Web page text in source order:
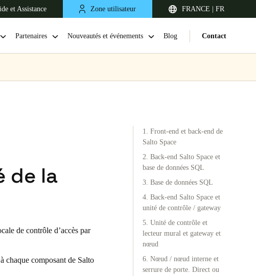
et Assistance Zone utilisateur FRANCE | FR
United Kingdom
Português
Partenaires Nouveautés et événements Blog Contact
de la
de contrôle d’accès par
chaque composant de Salto
1. Front-end et back-end de
Salto Space
2. Back-end Salto Space et
base de données SQL
3. Base de données SQL
4. Back-end Salto Space et
unité de contrôle / gateway
5. Unité de contrôle et
lecteur mural et gateway et
nœud
6. Nœud / nœud interne et
serrure de porte. Direct ou